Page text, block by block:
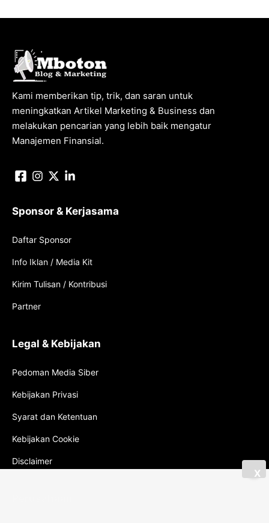
Kami memberikan tip, trik, dan saran untuk
meningkatkan Artikel Marketing & Business dan
melakukan pencarian yang lebih baik mengatur
Manajemen Finansial.
Sponsor & Kerjasama
Daftar Sponsor
Info Iklan / Media Kit
Kirim Tulisan / Kontribusi
Partner
Legal & Kebijakan
Pedoman Media Siber
Kebijakan Privasi
Syarat dan Ketentuan
Kebijakan Cookie
Disclaimer
X